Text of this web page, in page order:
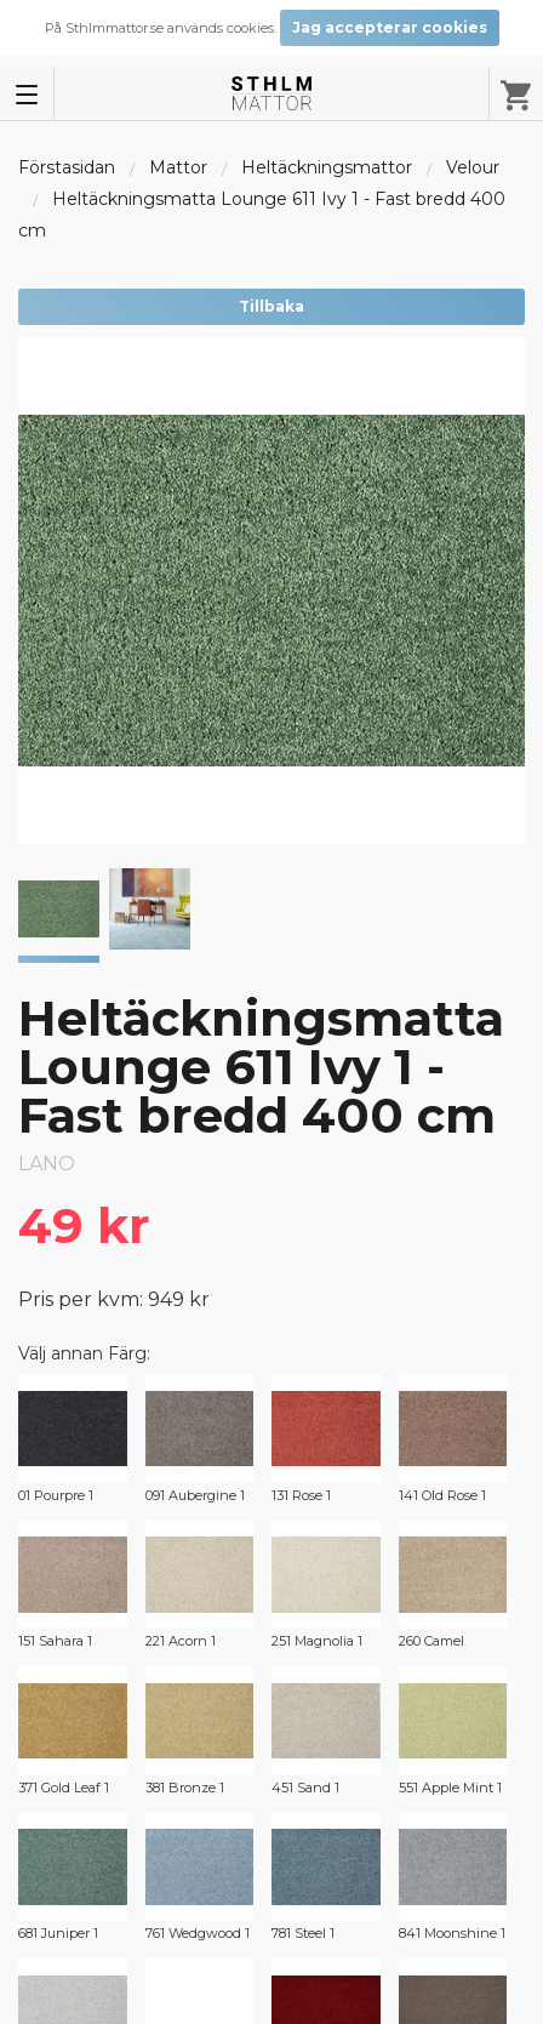
På Sthlmmattor.se används cookies. Jag accepterar cookies
Förstasidan Mattor Heltäckningsmattor
Velour
Heltäckningsmatta Lounge 611 Ivy 1 - Fast bredd 400
cm
Tillbaka
Heltäckningsmatta
Lounge 611 Ivy 1 -
Fast bredd 400 cm
LANO
49 kr
Pris per kvm: 949 kr
Välj annan Färg:
01 Pourpre 1 091 Aubergine 1 131 Rose 1 141 Old Rose 1
151 Sahara 1 221 Acorn 1 251 Magnolia 1 260 Camel
371 Gold Leaf 1 381 Bronze 1 451 Sand 1 551 Apple Mint 1
681 Juniper 1 761 Wedgwood 1 781 Steel 1 841 Moonshine 1